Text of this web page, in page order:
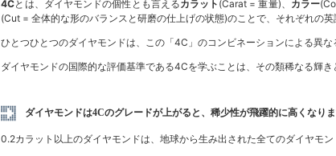
4Cとは、ダイヤモンドの個性とも言えるカラット (Carat = 重量)、 カラー
(Cut = 全体的な形のバランスと研磨の仕上げの状態)のことで、それぞれの英
ひとつひとつのダイヤモンドは、この「4C」のコンビネーションによる異な
ダイヤモンドの国際的な評価基準である4Cを学ぶことは、その類稀なる輝き
ダイヤモンドは4Cのグレードが上がると、稀少性が飛躍的に高くなりま
0.2カラット以上のダイヤモンドは、地球から生み出された全てのダイヤモン